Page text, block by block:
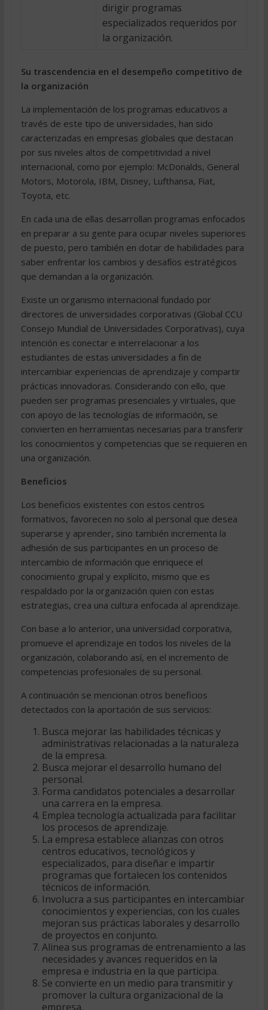
dirigir programas
especializados requeridos por
la organización.
Su trascendencia en el desempeño competitivo de
la organización
La implementación de los programas educativos a
través de este tipo de universidades, han sido
caracterizadas en empresas globales que destacan
por sus niveles altos de competitividad a nivel
internacional, como por ejemplo: McDonalds, General
Motors, Motorola, IBM, Disney, Lufthansa, Fiat,
Toyota, etc.
En cada una de ellas desarrollan programas enfocados
en preparar a su gente para ocupar niveles superiores
de puesto, pero también en dotar de habilidades para
saber enfrentar los cambios y desafíos estratégicos
que demandan a la organización.
Existe un organismo internacional fundado por
directores de universidades corporativas (Global CCU 
Consejo Mundial de Universidades Corporativas), cuya
intención es conectar e interrelacionar a los
estudiantes de estas universidades a fin de
intercambiar experiencias de aprendizaje y compartir
prácticas innovadoras. Considerando con ello, que
pueden ser programas presenciales y virtuales, que
con apoyo de las tecnologías de información, se
convierten en herramientas necesarias para transferir
los conocimientos y competencias que se requieren en
una organización.
Beneficios
Los beneficios existentes con estos centros
formativos, favorecen no solo al personal que desea
superarse y aprender, sino también incrementa la
adhesión de sus participantes en un proceso de
intercambio de información que enriquece el
conocimiento grupal y explícito, mismo que es
respaldado por la organización quien con estas
estrategias, crea una cultura enfocada al aprendizaje.
Con base a lo anterior, una universidad corporativa,
promueve el aprendizaje en todos los niveles de la
organización, colaborando así, en el incremento de
competencias profesionales de su personal.
A continuación se mencionan otros beneficios
detectados con la aportación de sus servicios:
Busca mejorar las habilidades técnicas y
administrativas relacionadas a la naturaleza
de la empresa.
Busca mejorar el desarrollo humano del
personal.
Forma candidatos potenciales a desarrollar
una carrera en la empresa.
Emplea tecnología actualizada para facilitar
los procesos de aprendizaje.
La empresa establece alianzas con otros
centros educativos, tecnológicos y
especializados, para diseñar e impartir
programas que fortalecen los contenidos
técnicos de información.
Involucra a sus participantes en intercambiar
conocimientos y experiencias, con los cuales
mejoran sus prácticas laborales y desarrollo
de proyectos en conjunto.
Alinea sus programas de entrenamiento a las
necesidades y avances requeridos en la
empresa e industria en la que participa.
Se convierte en un medio para transmitir y
promover la cultura organizacional de la
empresa.